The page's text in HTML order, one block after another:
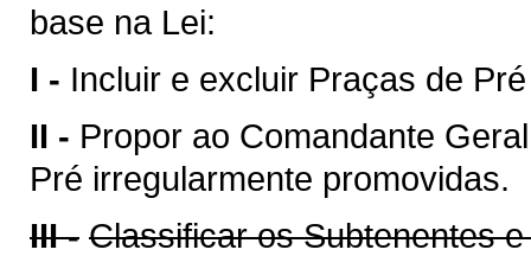
base na Lei:
I - Incluir e excluir Praças de
II - Propor ao Comandante
Pré irregularmente promovidas.
III - Classificar os Subtenentes